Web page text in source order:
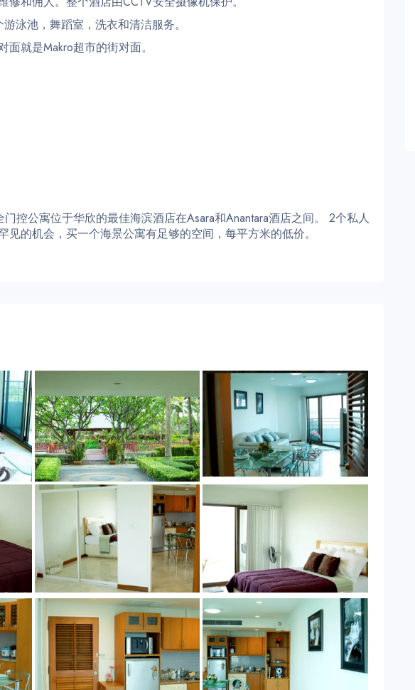
泳池，舞蹈室，洗衣和清洁服务。
就是Makro超市的街对面。
控公寓位于华欣的最佳海滨酒店在Asara和Anantara酒店之间。 2个私人
见的机会，买一个海景公寓有足够的空间，每平方米的低价。